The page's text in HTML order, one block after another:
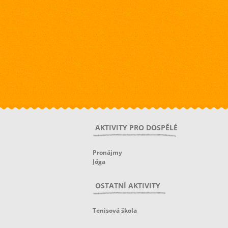
AKTIVITY PRO DOSPĚLÉ
Pronájmy
Jóga
OSTATNÍ AKTIVITY
Tenisová škola